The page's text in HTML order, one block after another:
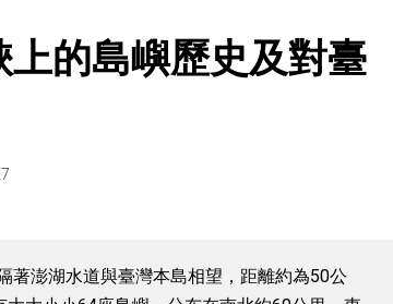
的島嶼歷史及對臺
著澎湖水道與臺灣本島相望，距離約為50公